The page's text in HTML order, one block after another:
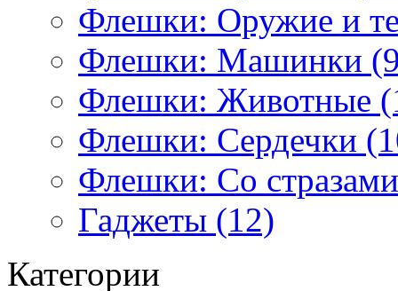
Флешки: Оружие и
Флешки: Машинки
Флешки: Животные
Флешки: Сердечки
Флешки: Со
Гаджеты (12)
Категории